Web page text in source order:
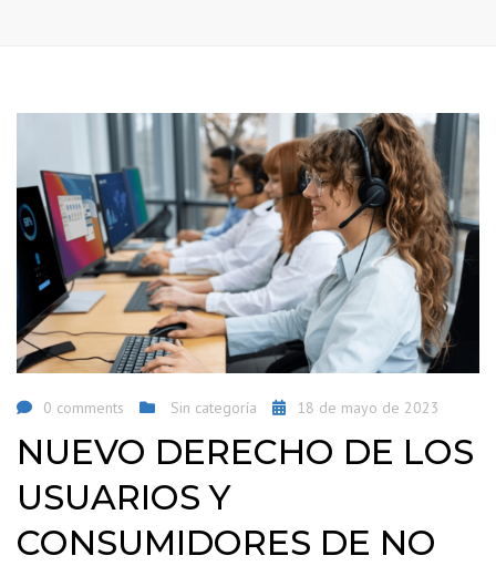
0 comments Sin categoría 18 de mayo de 2023
NUEVO DERECHO DE LOS
USUARIOS Y
CONSUMIDORES DE NO